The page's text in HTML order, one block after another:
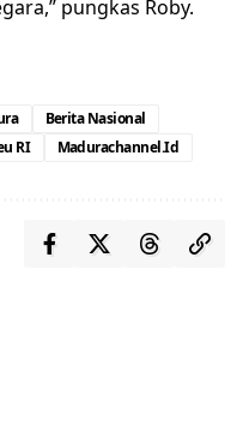
pungkas Roby.
Berita Nasional
RI Madurachannel.id